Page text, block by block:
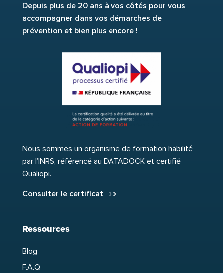
Depuis plus de 20 ans à vos côtés pour vous
accompagner dans vos démarches de
prévention et bien plus encore !
Nous sommes un organisme de formation habilité
par l’INRS, référencé au DATADOCK et certifié
Qualiopi.
Consulter le certificat
Ressources
Blog
F.A.Q